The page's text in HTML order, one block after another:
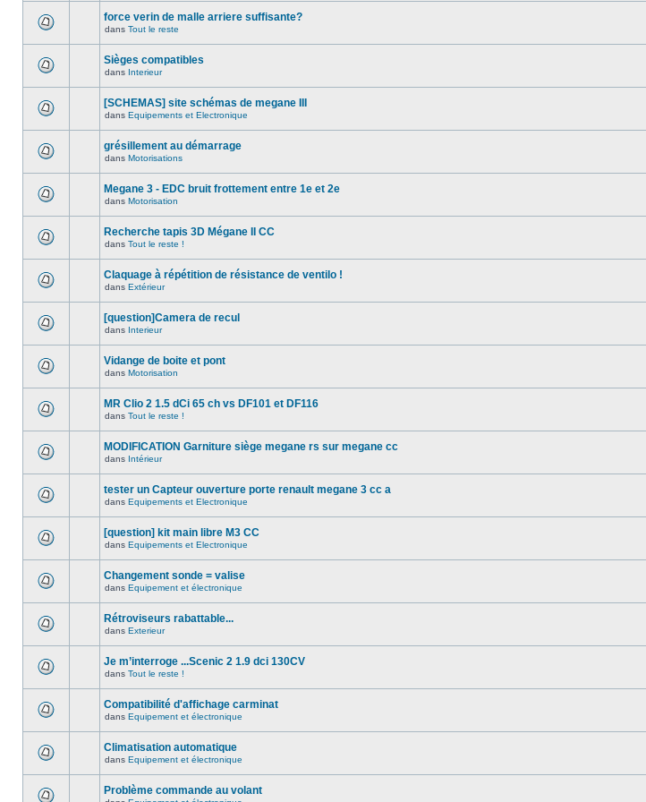
force verin de malle arriere suffisante?
dans Tout le reste
Sièges compatibles
dans Interieur
[SCHEMAS] site schémas de megane III
dans Equipements et Electronique
grésillement au démarrage
dans Motorisations
Megane 3 - EDC bruit frottement entre 1e et 2e
dans Motorisation
Recherche tapis 3D Mégane II CC
dans Tout le reste !
Claquage à répétition de résistance de ventilo !
dans Extérieur
[question]Camera de recul
dans Interieur
Vidange de boite et pont
dans Motorisation
MR Clio 2 1.5 dCi 65 ch vs DF101 et DF116
dans Tout le reste !
MODIFICATION Garniture siège megane rs sur megane cc
dans Intérieur
tester un Capteur ouverture porte renault megane 3 cc a
dans Equipements et Electronique
[question] kit main libre M3 CC
dans Equipements et Electronique
Changement sonde = valise
dans Equipement et électronique
Rétroviseurs rabattable...
dans Exterieur
Je m’interroge ...Scenic 2 1.9 dci 130CV
dans Tout le reste !
Compatibilité d'affichage carminat
dans Equipement et électronique
Climatisation automatique
dans Equipement et électronique
Problème commande au volant